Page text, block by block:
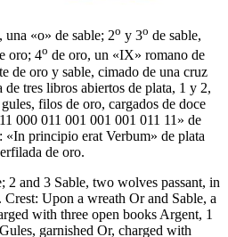
una «o» de sable; 2o y 3o de sable,
oro; 4o de oro, un «IX» romano de
de oro y sable, cimado de una cruz
tres libros abiertos de plata, 1 y 2,
filos de oro, cargados de doce
000 011 001 001 001 011 11» de
«In principio erat Verbum» de plata
de oro.
2 and 3 Sable, two wolves passant, in
Upon a wreath Or and Sable, a
with three open books Argent, 1
garnished Or, charged with